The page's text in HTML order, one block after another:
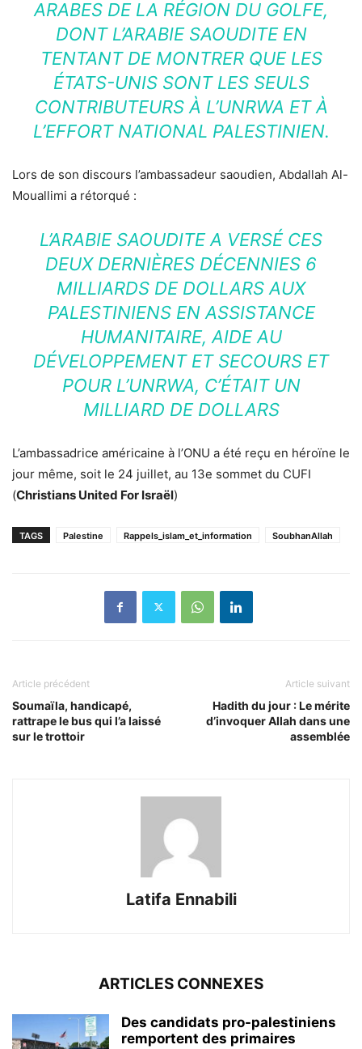
ARABES DE LA RÉGION DU GOLFE,
DONT L’ARABIE SAOUDITE EN
TENTANT DE MONTRER QUE LES
ÉTATS-UNIS SONT LES SEULS
CONTRIBUTEURS À L’UNRWA ET À
L’EFFORT NATIONAL PALESTINIEN.
Lors de son discours l’ambassadeur saoudien, Abdallah Al-
Mouallimi a rétorqué :
L’ARABIE SAOUDITE A VERSÉ CES
DEUX DERNIÈRES DÉCENNIES 6
MILLIARDS DE DOLLARS AUX
PALESTINIENS EN ASSISTANCE
HUMANITAIRE, AIDE AU
DÉVELOPPEMENT ET SECOURS ET
POUR L’UNRWA, C’ÉTAIT UN
MILLIARD DE DOLLARS
L’ambassadrice américaine à l’ONU a été reçu en héroïne le
jour même, soit le 24 juillet, au 13e sommet du CUFI
(Christians United For Israël)
TAGS Palestine Rappels_islam_et_information SoubhanAllah
Article précédent
Soumaïla, handicapé,
rattrape le bus qui l’a laissé
sur le trottoir
Article suivant
Hadith du jour : Le mérite
d’invoquer Allah dans une
assemblée
Latifa Ennabili
ARTICLES CONNEXES
Des candidats pro-palestiniens
remportent des primaires